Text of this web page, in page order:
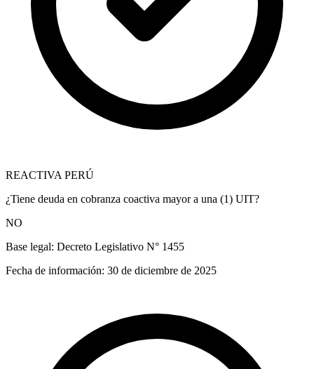
REACTIVA PERÚ
¿Tiene deuda en cobranza coactiva mayor a una (1) UIT?
NO
Base legal: Decreto Legislativo N° 1455
Fecha de información: 30 de diciembre de 2025